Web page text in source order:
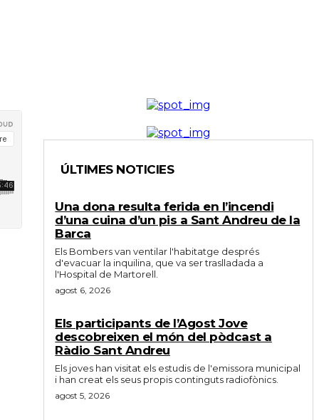
ÚLTIMES NOTICIES
Una dona resulta ferida en l’incendi
d’una cuina d’un pis a Sant Andreu de la
Barca
Els Bombers van ventilar l'habitatge després
d'evacuar la inquilina, que va ser traslladada a
l'Hospital de Martorell.
agost 6, 2026
Els participants de l’Agost Jove
descobreixen el món del pòdcast a
Ràdio Sant Andreu
Els joves han visitat els estudis de l'emissora municipal
i han creat els seus propis continguts radiofònics.
agost 5, 2026